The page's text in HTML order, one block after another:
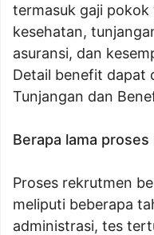
termasuk gaji
kesehatan,
asuransi, dan
Detail benefit dapat
Tunjangan dan
Berapa lama
Proses rekrutmen
meliputi beberapa
administrasi, tes